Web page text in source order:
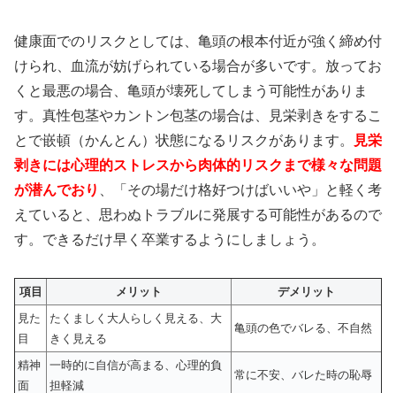
健康面でのリスクとしては、亀頭の根本付近が強く締め付
けられ、血流が妨げられている場合が多いです。放ってお
くと最悪の場合、亀頭が壊死してしまう可能性がありま
す。真性包茎やカントン包茎の場合は、見栄剥きをするこ
とで嵌頓（かんとん）状態になるリスクがあります。
見栄
剥きには心理的ストレスから肉体的リスクまで様々な問題
が潜んでおり
、「その場だけ格好つけばいいや」と軽く考
えていると、思わぬトラブルに発展する可能性があるので
す。できるだけ早く卒業するようにしましょう。
項目 メリット
デメリット
見た
目
たくましく大人らしく見える、大
きく見える
亀頭の色でバレる、不自然
精神
面
一時的に自信が高まる、心理的負
担軽減
常に不安、バレた時の恥辱